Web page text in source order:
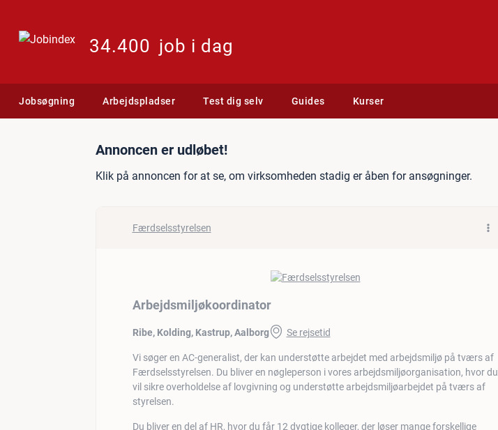
34.400 job i dag
Jobsøgning Arbejdspladser Test dig selv Guides Kurser
Jobannonce: Arbejdsmiljøkoordinator
Annoncen er udløbet!
Klik på annoncen for at se, om virksomheden stadig er åben for ansøgninger.
Færdselsstyrelsen
Arbejdsmiljøkoordinator
Ribe, Kolding, Kastrup, Aalborg Se rejsetid
Vi søger en AC-generalist, der kan understøtte arbejdet med arbejdsmiljø på tværs af
Færdselsstyrelsen. Du bliver en nøgleperson i vores arbejdsmiljøorganisation, hvor du
vil sikre overholdelse af lovgivning og understøtte arbejdsmiljøarbejdet på tværs af
styrelsen.
Du bliver en del af HR, hvor du får 12 dygtige kolleger, der løser mange forskellige